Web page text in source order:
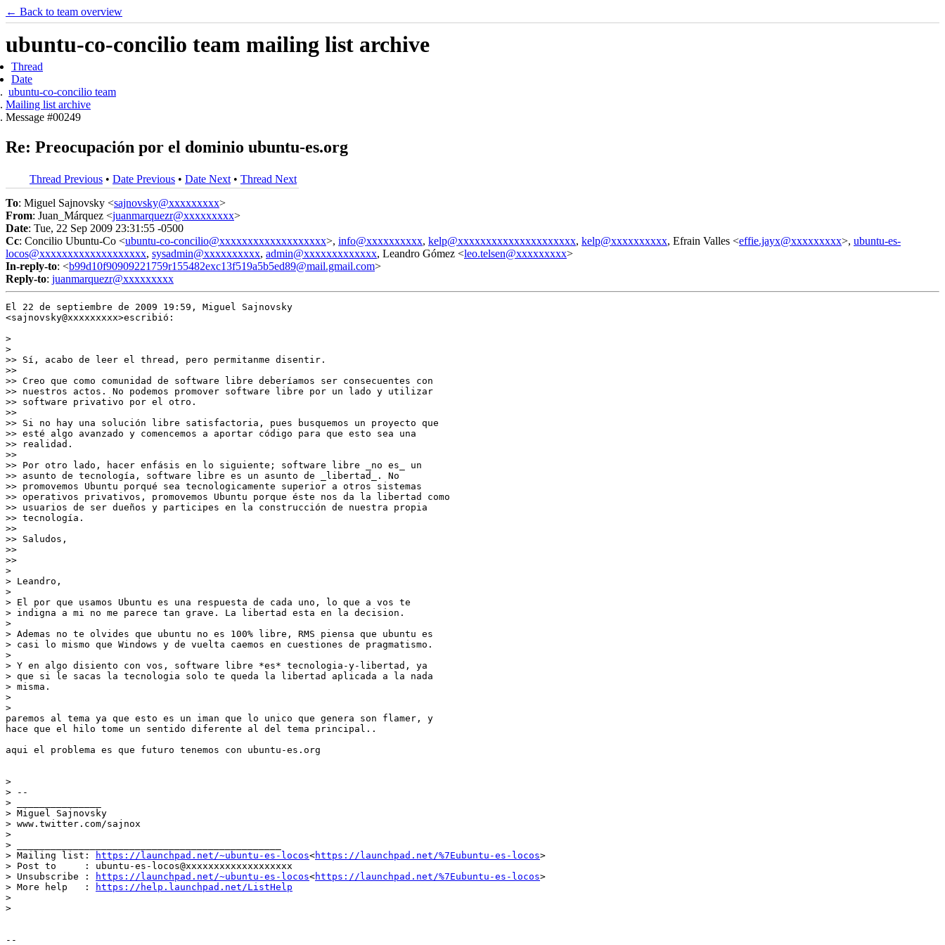
← Back to team overview
ubuntu-co-concilio team mailing list archive
Thread
Date
ubuntu-co-concilio team
Mailing list archive
Message #00249
Re: Preocupación por el dominio ubuntu-es.org
Thread Previous • Date Previous • Date Next • Thread Next
To: Miguel Sajnovsky <sajnovsky@xxxxxxxxx>
From: Juan_Márquez <juanmarquezr@xxxxxxxxx>
Date: Tue, 22 Sep 2009 23:31:55 -0500
Cc: Concilio Ubuntu-Co <ubuntu-co-concilio@xxxxxxxxxxxxxxxxxxx>, info@xxxxxxxxxx, kelp@xxxxxxxxxxxxxxxxxxxxx, kelp@xxxxxxxxxx, Efrain Valles <effie.jayx@xxxxxxxxx>, ubuntu-es-
locos@xxxxxxxxxxxxxxxxxxx, sysadmin@xxxxxxxxxx, admin@xxxxxxxxxxxxx, Leandro Gómez <leo.telsen@xxxxxxxxx>
In-reply-to: <b99d10f90909221759r155482exc13f519a5b5ed89@mail.gmail.com>
Reply-to: juanmarquezr@xxxxxxxxx
El 22 de septiembre de 2009 19:59, Miguel Sajnovsky
<sajnovsky@xxxxxxxxx>escribió:
>
>
>> Sí, acabo de leer el thread, pero permitanme disentir.
>>
>> Creo que como comunidad de software libre deberíamos ser consecuentes con
>> nuestros actos. No podemos promover software libre por un lado y utilizar
>> software privativo por el otro.
>>
>> Si no hay una solución libre satisfactoria, pues busquemos un proyecto que
>> esté algo avanzado y comencemos a aportar código para que esto sea una
>> realidad.
>>
>> Por otro lado, hacer enfásis en lo siguiente; software libre _no es_ un
>> asunto de tecnología, software libre es un asunto de _libertad_. No
>> promovemos Ubuntu porqué sea tecnologicamente superior a otros sistemas
>> operativos privativos, promovemos Ubuntu porque éste nos da la libertad como
>> usuarios de ser dueños y participes en la construcción de nuestra propia
>> tecnología.
>>
>> Saludos,
>>
>>
>
> Leandro,
>
> El por que usamos Ubuntu es una respuesta de cada uno, lo que a vos te
> indigna a mi no me parece tan grave. La libertad esta en la decision.
>
> Ademas no te olvides que ubuntu no es 100% libre, RMS piensa que ubuntu es
> casi lo mismo que Windows y de vuelta caemos en cuestiones de pragmatismo.
>
> Y en algo disiento con vos, software libre *es* tecnologia-y-libertad, ya
> que si le sacas la tecnologia solo te queda la libertad aplicada a la nada
> misma.
>
>
paremos al tema ya que esto es un iman que lo unico que genera son flamer, y
hace que el hilo tome un sentido diferente al del tema principal..
aqui el problema es que futuro tenemos con ubuntu-es.org
>
> --
> _______________
> Miguel Sajnovsky
> www.twitter.com/sajnox
>
> _______________________________________________
> Mailing list:
https://launchpad.net/~ubuntu-es-locos<https://launchpad.net/%7Eubuntu-es-locos>
> Post to     : ubuntu-es-locos@xxxxxxxxxxxxxxxxxxx
> Unsubscribe :
https://launchpad.net/~ubuntu-es-locos<https://launchpad.net/%7Eubuntu-es-locos>
> More help   :
https://help.launchpad.net/ListHelp
>
>
--